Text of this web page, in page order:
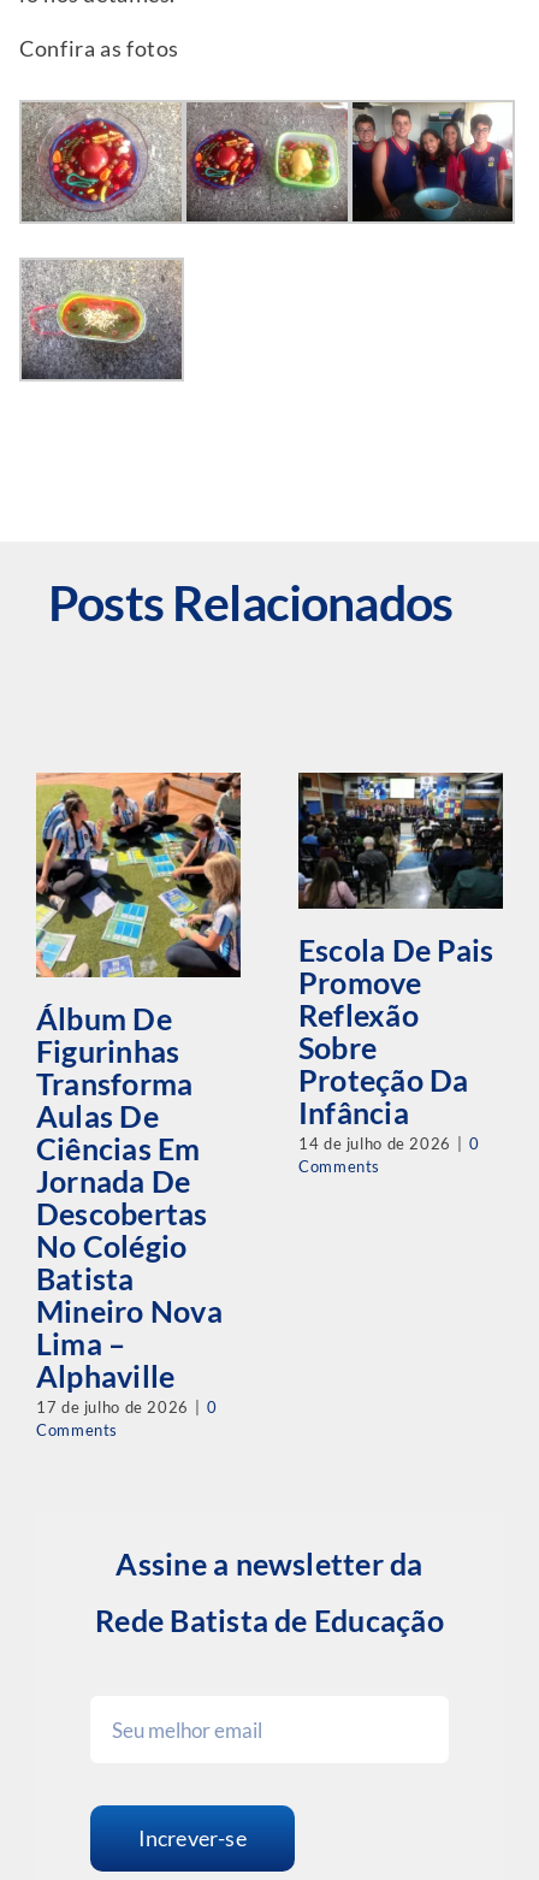
Confira as fotos
Posts Relacionados
Álbum De
Figurinhas
Transforma
Aulas De
Ciências Em
Jornada De
Descobertas
No Colégio
Batista
Mineiro Nova
Lima –
Alphaville
17 de julho de 2026
0
Comments
Escola De Pais
Promove
Reflexão
Sobre
Proteção Da
Infância
14 de julho de 2026
0
Comments
Assine a newsletter da
Rede Batista de Educação
Increver-se